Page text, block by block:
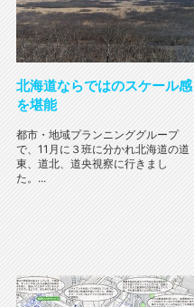
北海道ならではのスケール感
を堪能
都市・地域プランニンググループ
で、11月に３班に分かれ北海道の道
東、道北、道央視察に行きまし
た。...